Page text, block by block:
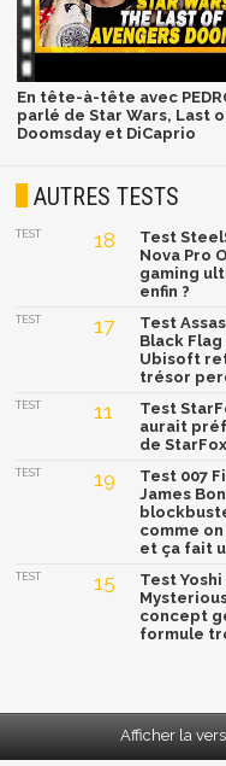
En tête-à-tête avec
parlé de Star Wars, Last
Doomsday et DiCaprio
AUTRES TESTS
TEST 18
Test
Nova Pro
gaming
enfin ?
TEST 17
Test
Black Flag
Ubisoft
trésor
TEST 11
Test
aurait
de
TEST 19
Test 007
James
comme
et ça fait
TEST 15
Test
concept
formule
Afficher la